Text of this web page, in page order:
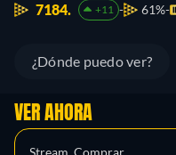
7184.
+11 61%
¿Dónde puedo ver?
VER AHORA
Stream Comprar